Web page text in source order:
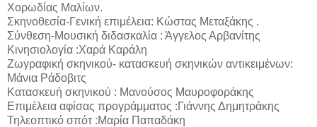
Χορωδίας Μαλίων.
Σκηνοθεσία-Γενική επιμέλεια: Κώστας Μεταξάκης .
Σύνθεση-Μουσική διδασκαλία : Άγγελος Αρβανίτης
Κινησιολογία :Χαρά Καράλη
Ζωγραφική σκηνικού- κατασκευή σκηνικών αντικειμένων:
Μάνια Ράδοβιτς
Κατασκευή σκηνικού : Μανούσος Μαυροφοράκης
Επιμέλεια αφίσας προγράμματος :Γιάννης Δημητράκης
Τηλεοπτικό σπότ :Μαρία Παπαδάκη